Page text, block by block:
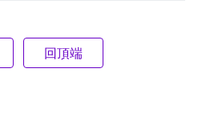
回頂端